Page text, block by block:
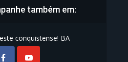
também em:
conquistense! BA